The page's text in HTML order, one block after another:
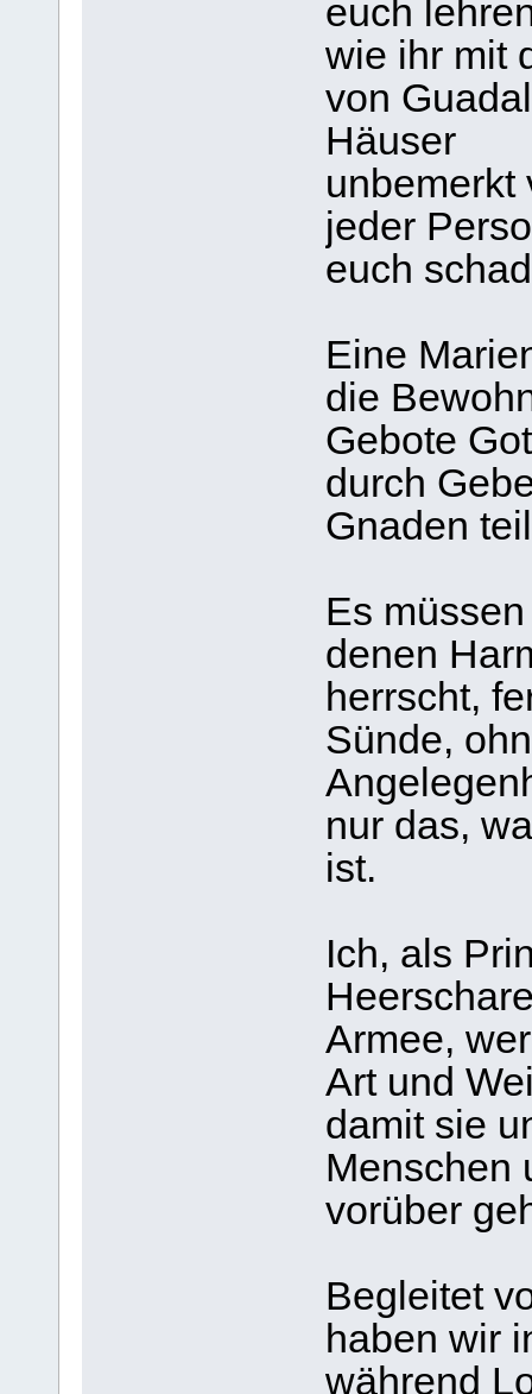
euch
wie ihr mit
von
Häuser
unbemerkt
jeder
euch
Eine
die
Gebote
durch
Gnaden
Es
denen
herrscht,
Sünde,
nur das,
ist.
Ich, als
Armee,
Art und
damit sie
Menschen
vorüber
Begleitet
haben wir
während